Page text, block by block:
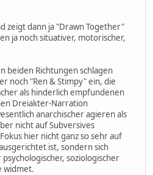
zeigt dann ja "Drawn Together"
ja noch situativer, motorischer,
beiden Richtungen schlagen
noch "Ren & Stimpy" ein, die
als hinderlich empfundenen
Dreiakter-Narration
anarchischer agieren als
nicht auf Subversives
hier nicht ganz so sehr auf
ist, sondern sich
soziologischer
widmet.